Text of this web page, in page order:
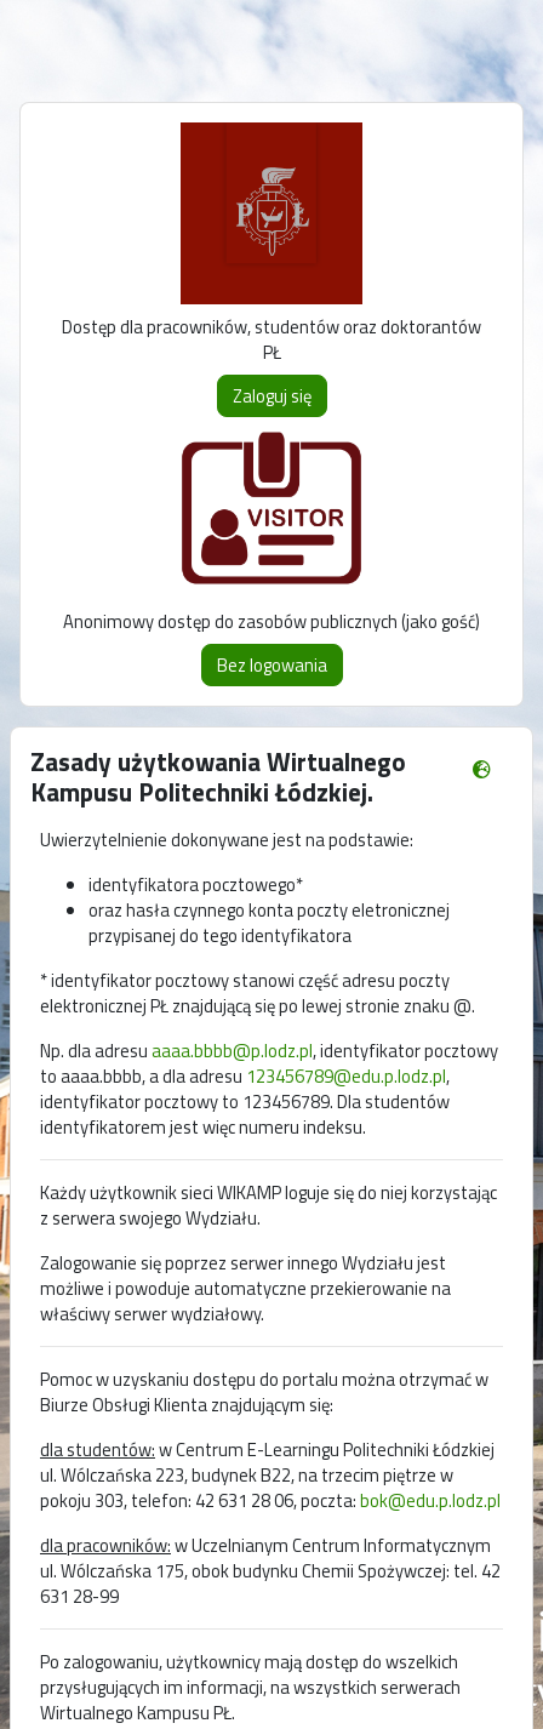
Przejdź do głównej zawartości
Dostęp dla pracowników, studentów oraz doktorantów
PŁ
Anonimowy dostęp do zasobów publicznych (jako gość)
Zasady użytkowania Wirtualnego
Kampusu Politechniki Łódzkiej.
Uwierzytelnienie dokonywane jest na podstawie:
identyfikatora pocztowego*
oraz hasła czynnego konta poczty eletronicznej
przypisanej do tego identyfikatora
* identyfikator pocztowy stanowi część adresu poczty
elektronicznej PŁ znajdującą się po lewej stronie znaku @.
Np. dla adresuaaaa.bbbb@p.lodz.pl, identyfikator pocztowy
to aaaa.bbbb, a dla adresu 123456789@edu.p.lodz.pl,
identyfikator pocztowy to 123456789. Dla studentów
identyfikatorem jest więc numeru indeksu.
Każdy użytkownik sieci WIKAMP loguje się do niej korzystając
z serwera swojego Wydziału.
Zalogowanie się poprzez serwer innego Wydziału jest
możliwe i powoduje automatyczne przekierowanie na
właściwy serwer wydziałowy.
Pomoc w uzyskaniu dostępu do portalu można otrzymać w
Biurze Obsługi Klienta znajdującym się:
dla studentów:w Centrum E-Learningu Politechniki Łódzkiej
ul. Wólczańska 223, budynek B22, na trzecim piętrze w
pokoju 303, telefon: 42 631 28 06, poczta:bok@edu.p.lodz.pl
dla pracowników:w Uczelnianym Centrum Informatycznym
ul. Wólczańska 175, obok budynku Chemii Spożywczej: tel. 42
631 28-99
Po zalogowaniu, użytkownicy mają dostęp do wszelkich
przysługujących im informacji, na wszystkich serwerach
Wirtualnego Kampusu PŁ.